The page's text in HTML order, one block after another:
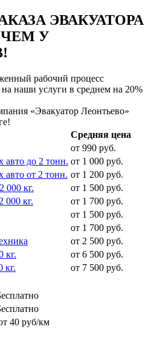
ЭВАКУАТОРА
ЧЕМ У
рабочий процесс
наши услуги в среднем на 20%
«Эвакуатор Леонтьево»
Средняя цена
от 990 руб.
авто до 2 тонн. от 1 000 руб.
авто от 2 тонн. от 1 200 руб.
000 кг.
от 1 500 руб.
кг.
от 1 700 руб.
от 1 500 руб.
от 1 700 руб.
от 2 500 руб.
кг.
от 6 500 руб.
кг.
от 7 500 руб.
40 руб/км